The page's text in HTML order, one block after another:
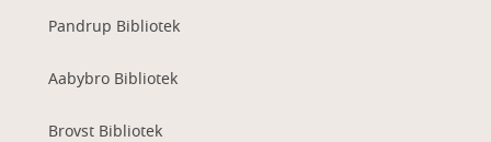
Pandrup Bibliotek
Aabybro Bibliotek
Brovst Bibliotek